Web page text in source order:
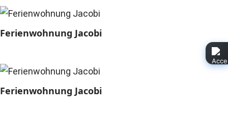
Ferienwohnung Jacobi
Ferienwohnung Jacobi